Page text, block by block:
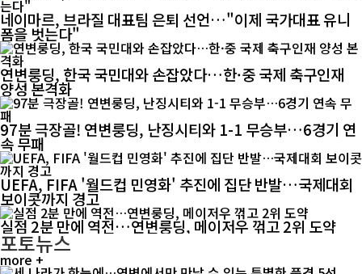
네이마르, 브라질 대표팀 은퇴 선언…"이제 국가대표 유니
폼을 벗는다"
연변룽딩, 한국 국민대와 손잡았다…한·중 국제 축구인재
양성 본격화
97분 극장골! 연변룽딩, 난징시티와 1-1 무승부…6경기 연
속 무패
UEFA, FIFA '월드컵 민영화' 추진에 집단 반발…국제대회
보이콧까지 경고
실점 2분 만에 역전…연변룽딩, 메이저우 꺾고 2위 도약
포토뉴스
more +